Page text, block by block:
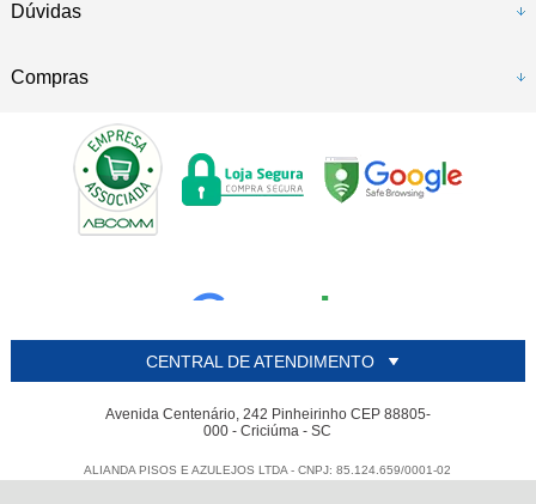
Dúvidas
Compras
CENTRAL DE ATENDIMENTO
Avenida Centenário, 242 Pinheirinho CEP 88805-
000 - Criciúma - SC
ALIANDA PISOS E AZULEJOS LTDA - CNPJ: 85.124.659/0001-02